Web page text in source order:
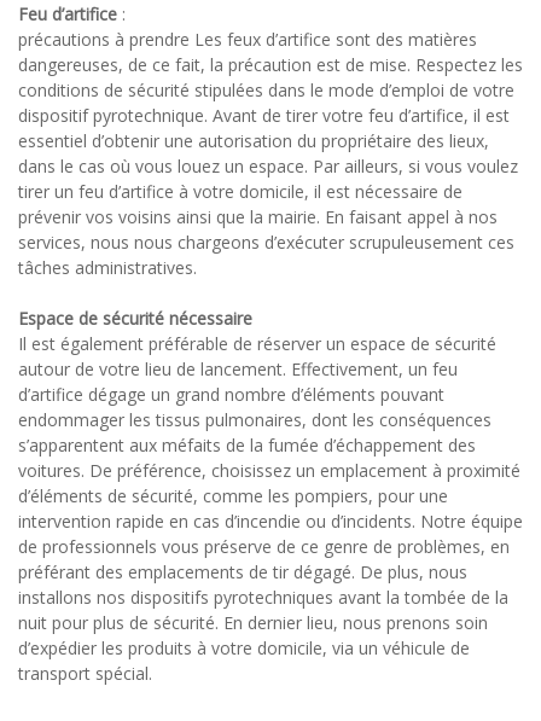
Feu d’artifice :
précautions à prendre Les feux d’artifice sont des matières
dangereuses, de ce fait, la précaution est de mise. Respectez les
conditions de sécurité stipulées dans le mode d’emploi de votre
dispositif pyrotechnique. Avant de tirer votre feu d’artifice, il est
essentiel d’obtenir une autorisation du propriétaire des lieux,
dans le cas où vous louez un espace. Par ailleurs, si vous voulez
tirer un feu d’artifice à votre domicile, il est nécessaire de
prévenir vos voisins ainsi que la mairie. En faisant appel à nos
services, nous nous chargeons d’exécuter scrupuleusement ces
tâches administratives.
Espace de sécurité nécessaire
Il est également préférable de réserver un espace de sécurité
autour de votre lieu de lancement. Effectivement, un feu
d’artifice dégage un grand nombre d’éléments pouvant
endommager les tissus pulmonaires, dont les conséquences
s’apparentent aux méfaits de la fumée d’échappement des
voitures. De préférence, choisissez un emplacement à proximité
d’éléments de sécurité, comme les pompiers, pour une
intervention rapide en cas d’incendie ou d’incidents. Notre équipe
de professionnels vous préserve de ce genre de problèmes, en
préférant des emplacements de tir dégagé. De plus, nous
installons nos dispositifs pyrotechniques avant la tombée de la
nuit pour plus de sécurité. En dernier lieu, nous prenons soin
d’expédier les produits à votre domicile, via un véhicule de
transport spécial.